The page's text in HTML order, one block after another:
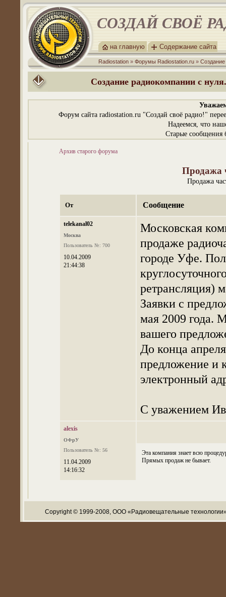
СОЗДАЙ СВОЁ
на главную Содержание сайта
Radiostation » Форумы Radiostation.ru »
Создание радиокомпании с
Форум сайта radiostation.ru "Создай своё радио!"
Надеемся, что
Старые сообщения
Архив старого форума
Продажа
Продажа
От Сообщение
telekanal02
Москва
Пользователь №: 700
10.04.2009
21:44:38
Московская
продаже
городе Уфе.
ретрансляция)
Заявки с
мая 2009 года.
вашего
До конца
предложение и
электронный
С уважением
alexis
ОФрУ
Пользователь №: 56
11.04.2009
14:16:32
Эта компания знает всю
Прямых продаж не бывает.
Copyright © 1999-2008, ООО «Радиовещательные